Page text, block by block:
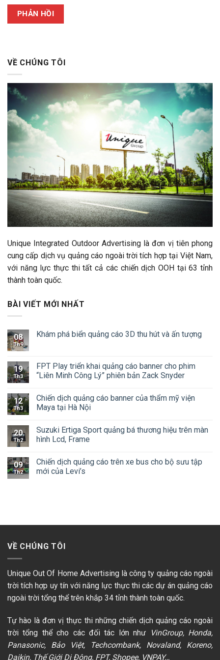
VỀ CHÚNG TÔI
Unique Integrated Outdoor Advertising là đơn vị tiên phong
cung cấp dịch vụ quảng cáo ngoài trời tích hợp tại Việt Nam,
với năng lực thực thi tất cả các chiến dịch OOH tại 63 tỉnh
thành toàn quốc.
BÀI VIẾT MỚI NHẤT
08
Th9
Khám phá biển quảng cáo 3D thu hút và ấn tượng
19
Th3
FPT Play triển khai quảng cáo banner cho phim
“Liên Minh Công Lý” phiên bản Zack Snyder
12
Th3
Chiến dịch quảng cáo banner của thẩm mỹ viện
Maya tại Hà Nội
20
Th2
Suzuki Ertiga Sport quảng bá thương hiệu trên màn
hình Lcd, Frame
09
Th2
Chiến dịch quảng cáo trên xe bus cho bộ sưu tập
mới của Levi’s
VỀ CHÚNG TÔI
Unique Out Of Home Advertising là công ty quảng cáo ngoài
trời tích hợp uy tín với năng lực thực thi các dự án quảng cáo
ngoài trời tổng thể trên khắp 34 tỉnh thành toàn quốc.
Tự hào là đơn vị thực thi những chiến dịch quảng cáo ngoài
trời tổng thể cho các đối tác lớn như
VinGroup, Honda,
Panasonic, Bảo Việt, Techcombank, Novaland, Koreno,
Daikin, Thế Giới Di Động, FPT, Shopee, VNPAY…